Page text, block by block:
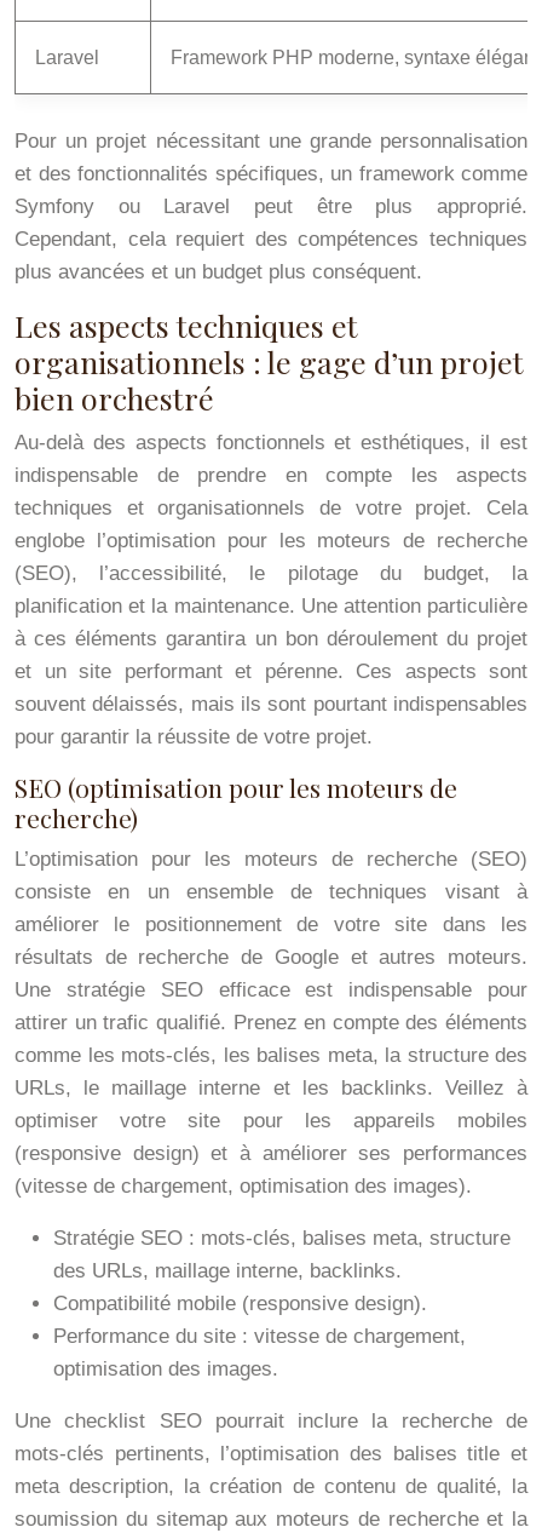
Laravel Framework PHP moderne, syntaxe
Pour un projet nécessitant une grande personnalisation
et des fonctionnalités spécifiques, un framework comme
Symfony ou Laravel peut être plus approprié.
Cependant, cela requiert des compétences techniques
plus avancées et un budget plus conséquent.
Les aspects techniques et
organisationnels : le gage d’un projet
bien orchestré
Au-delà des aspects fonctionnels et esthétiques, il est
indispensable de prendre en compte les aspects
techniques et organisationnels de votre projet. Cela
englobe l’optimisation pour les moteurs de recherche
(SEO), l’accessibilité, le pilotage du budget, la
planification et la maintenance. Une attention particulière
à ces éléments garantira un bon déroulement du projet
et un site performant et pérenne. Ces aspects sont
souvent délaissés, mais ils sont pourtant indispensables
pour garantir la réussite de votre projet.
SEO (optimisation pour les moteurs de
recherche)
L’optimisation pour les moteurs de recherche (SEO)
consiste en un ensemble de techniques visant à
améliorer le positionnement de votre site dans les
résultats de recherche de Google et autres moteurs.
Une stratégie SEO efficace est indispensable pour
attirer un trafic qualifié. Prenez en compte des éléments
comme les mots-clés, les balises meta, la structure des
URLs, le maillage interne et les backlinks. Veillez à
optimiser votre site pour les appareils mobiles
(responsive design) et à améliorer ses performances
(vitesse de chargement, optimisation des images).
Stratégie SEO : mots-clés, balises meta, structure
des URLs, maillage interne, backlinks.
Compatibilité mobile (responsive design).
Performance du site : vitesse de chargement,
optimisation des images.
Une checklist SEO pourrait inclure la recherche de
mots-clés pertinents, l’optimisation des balises title et
meta description, la création de contenu de qualité, la
soumission du sitemap aux moteurs de recherche et la